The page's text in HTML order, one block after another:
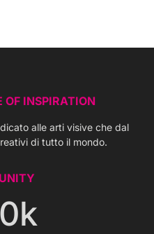
OF INSPIRATION
alle arti visive che dal
di tutto il mondo.